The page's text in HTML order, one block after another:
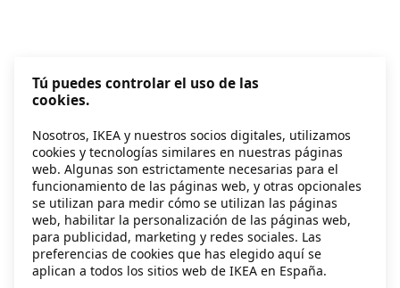
Tú puedes controlar el uso de las
cookies.
Nosotros, IKEA y nuestros socios digitales, utilizamos
cookies y tecnologías similares en nuestras páginas
web. Algunas son estrictamente necesarias para el
funcionamiento de las páginas web, y otras opcionales
se utilizan para medir cómo se utilizan las páginas
web, habilitar la personalización de las páginas web,
para publicidad, marketing y redes sociales. Las
preferencias de cookies que has elegido aquí se
aplican a todos los sitios web de IKEA en España.